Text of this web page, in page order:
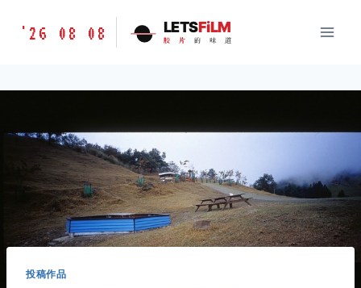
胶
味
LETSFILM
'26 08 08 LETSFiLM
胶 片 的 味 道
投稿作品